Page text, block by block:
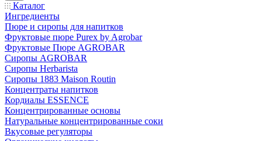
Каталог
Ингредиенты
Пюре и сиропы для напитков
Фруктовые пюре Purex by Agrobar
Фруктовые Пюре AGROBAR
Сиропы AGROBAR
Сиропы Herbarista
Сиропы 1883 Maison Routin
Концентраты напитков
Кордиалы ESSENCE
Концентрированные основы
Натуральные концентрированные соки
Вкусовые регуляторы